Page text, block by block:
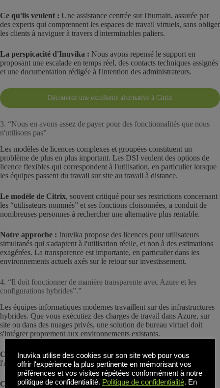
Ce qu'ils veulent : Une assistance centrée sur l'humain, assurée par
des experts qui comprennent les espaces de travail virtuels, sans obliger
les clients à naviguer à travers d'interminables paliers.
La perspicacité d'Inuvika : Nous avons repensé le support en
proposant une escalade en temps réel, des contacts techniques assignés
et une documentation rédigée à l'intention des administrateurs.
Découvrez une excellente alternative à Citrix
3. “Nous en avons assez de payer pour des fonctionnalités que nous
n'utilisons pas”
Les modèles de licences complexes et groupées constituent un
problème de plus en plus important. Les DSI veulent des options de
licence flexibles qui correspondent à l'utilisation, en particulier lorsque
les équipes passent du travail sur site au travail à distance.
Le modèle de Citrix, souvent critiqué pour ses restrictions concernant
les “utilisateurs nommés” et ses fonctions cloisonnées, a conduit de
nombreuses personnes à rechercher une alternative plus rentable.
Notre approche : Inuvika propose des licences pour utilisateurs
simultanés qui s'adaptent à l'utilisation réelle, et non à des estimations
exagérées. La transparence est importante, en particulier dans les
environnements actuels axés sur le retour sur investissement.
4. “Il doit fonctionner de manière transparente avec Azure et les
configurations hybrides”.”
Les équipes informatiques modernes travaillent sur des infrastructures
hybrides. Que vous exécutiez des charges de travail dans Azure, sur
site ou dans des nuages privés, une solution de bureau virtuel doit
s'intégrer proprement aux environnements existants.
Ce que demandent les DSI :Une solution qui s'intègre dans
l'architecture actuelle sans verrouillage coûteux des fournisseurs.
Comment nous réagissons :Inuvika prend en charge une gamme de
Inuvika utilise des cookies sur son site web pour vous
offrir l'expérience la plus pertinente en mémorisant vos
préférences et vos visites répétées conformément à notre
politique de confidentialité. Politique de confidentialité. En